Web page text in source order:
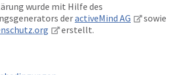
wurde mit Hilfe des
deractiveMind AG
sowie
erstellt.